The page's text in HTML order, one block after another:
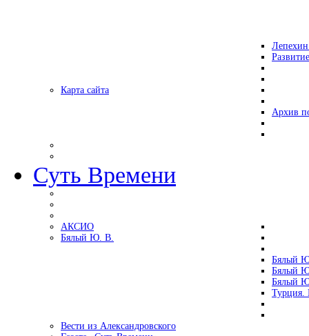
Карта сайта
Архив
Суть Времени
АКСИО
Бялый Ю. В.
Бялый
Бялый
Бялый
Турция.
Вести из Александровского